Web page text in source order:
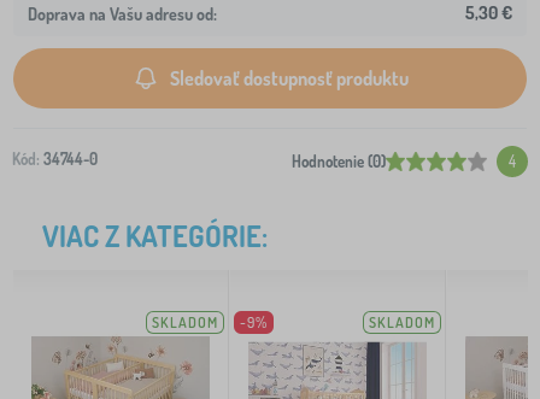
Doprava na Vašu adresu od: 5,30 €
Sledovať dostupnosť produktu
Kód: 34744-0 Hodnotenie (0) 4
VIAC Z KATEGÓRIE:
SKLADOM -9% SKLADOM